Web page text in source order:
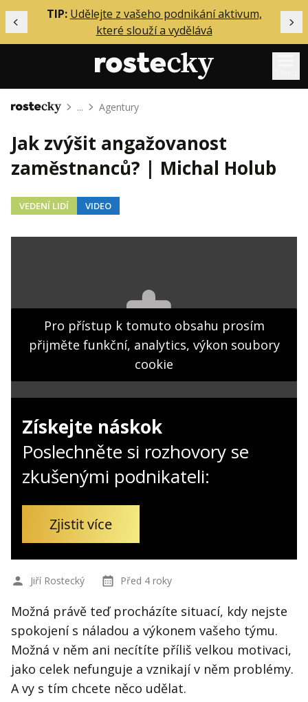
Předchozí
TIP: Udělejte z vašeho podnikání aktivum,
které slouží a vydělává
Mentoring
Podcasty
Solo
Inzerce
O mně
Kontakt
Obchodní podmínky
Hledat
Domů ... Agentury
Jak zvýšit angažovanost
zaměstnanců? | Michal Holub
VEDENÍ LIDÍ VIDEO
Pro přístup k tomuto obsahu prosím
přijměte funkční, analytics, výkon soubory
cookie
Získejte náskok
Poslechněte si rozhovory se
zkušenými podnikateli:
Zjistit více
Jiří Rostecký Před 4 roky
Možná právě teď procházíte situací, kdy nejste
spokojení s náladou a výkonem vašeho týmu.
Možná v něm ani necítíte příliš velkou motivaci,
jako celek nefunguje a vznikají v něm problémy.
A vy s tím chcete něco udělat.